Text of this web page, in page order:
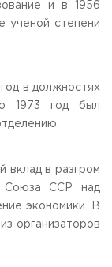
и в 1956
ученой степени
в должностях
1973 год был
вклад в разгром
Союза ССР над
экономики. В
организаторов